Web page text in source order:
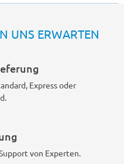
UNS ERWARTEN
Express oder
von Experten.